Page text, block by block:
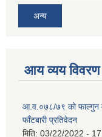
अन्य
आय व्यय विवरण
आ.व.०७८/७९ को फाल्गुन
फाँटबारी प्रतिवेदन
मिति: 03/22/2022 -